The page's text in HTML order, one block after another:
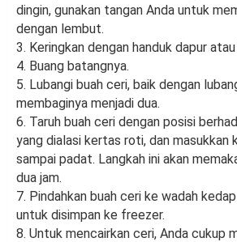
dingin, gunakan tangan Anda untuk
dengan lembut.
3. Keringkan dengan handuk dapur
4. Buang batangnya.
5. Lubangi buah ceri, baik dengan
membaginya menjadi dua.
6. Taruh buah ceri dengan posisi
yang dialasi kertas roti, dan masukkan
sampai padat. Langkah ini akan
dua jam.
7. Pindahkan buah ceri ke wadah
untuk disimpan ke freezer.
8. Untuk mencairkan ceri, Anda cukup